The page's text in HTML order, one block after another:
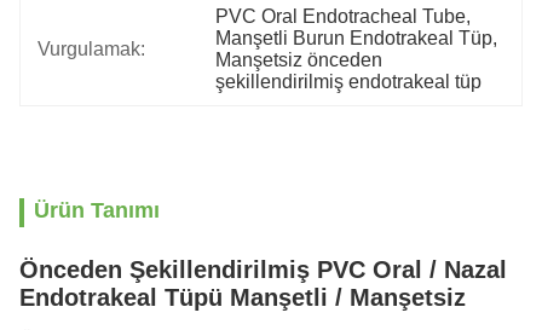
Vurgulamak:
PVC Oral Endotracheal Tube,
Manşetli Burun Endotrakeal Tüp
Manşetsiz önceden
şekillendirilmiş endotrakeal tüp
Ürün Tanımı
Önceden Şekillendirilmiş PVC Oral / Nazal
Endotrakeal Tüpü Manşetli / Manşetsiz